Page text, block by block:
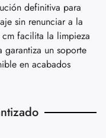
definitiva para
sin renunciar a la
facilita la limpieza
garantiza un soporte
en acabados